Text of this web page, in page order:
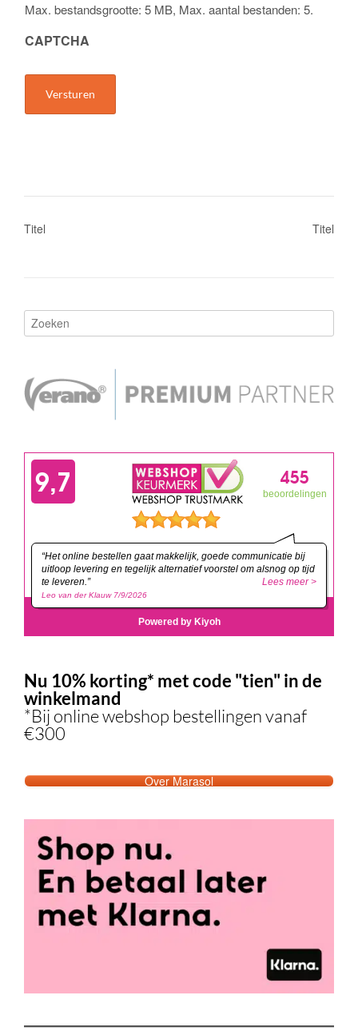
Max. bestandsgrootte: 5 MB, Max. aantal bestanden: 5.
CAPTCHA
Bericht
Titel Titel
Nu 10% korting* met code "tien" in de
winkelmand
*Bij online webshop bestellingen vanaf
€300
Over Marasol